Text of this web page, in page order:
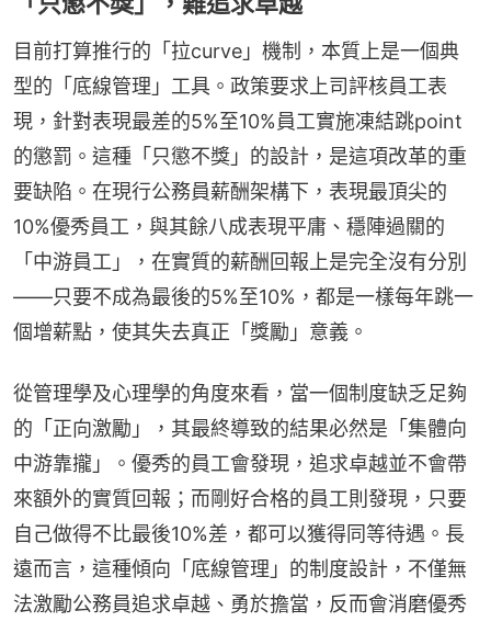
目前打算推行的「拉curve」機制，本質上是一個典
型的「底線管理」工具。政策要求上司評核員工表
現，針對表現最差的5%至10%員工實施凍結跳point
的懲罰。這種「只懲不獎」的設計，是這項改革的重
要缺陷。在現行公務員薪酬架構下，表現最頂尖的
10%優秀員工，與其餘八成表現平庸、穩陣過關的
「中游員工」，在實質的薪酬回報上是完全沒有分別
——只要不成為最後的5%至10%，都是一樣每年跳一
個增薪點，使其失去真正「獎勵」意義。
從管理學及心理學的角度來看，當一個制度缺乏足夠
的「正向激勵」，其最終導致的結果必然是「集體向
中游靠攏」。優秀的員工會發現，追求卓越並不會帶
來額外的實質回報；而剛好合格的員工則發現，只要
自己做得不比最後10%差，都可以獲得同等待遇。長
遠而言，這種傾向「底線管理」的制度設計，不僅無
法激勵公務員追求卓越、勇於擔當，反而會消磨優秀